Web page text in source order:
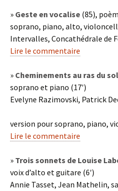
» Geste en vocalise (85),
soprano, piano, alto,
Intervalles, Concathédrale de
Lire le commentaire
» Cheminements au ras du sol
soprano et piano (17′)
Evelyne Razimovski, Patrick
version pour soprano, piano,
Lire le commentaire
» Trois sonnets de Louise
voix d’alto et guitare (6′)
Annie Tasset, Jean Mathelin,